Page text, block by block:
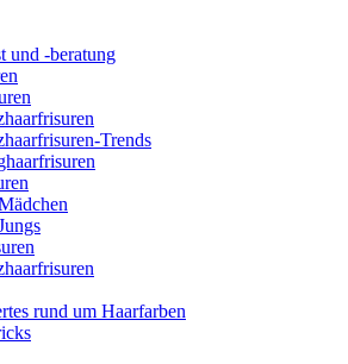
und -beratung
Trends
rund um Haarfarben